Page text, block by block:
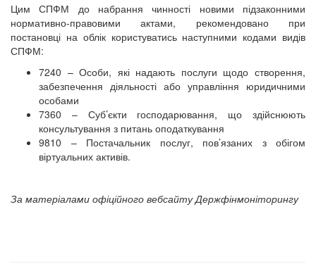
Цим СПФМ до набрання чинності новими підзаконними
нормативно-правовими актами, рекомендовано при
постановці на облік користуватись наступними кодами видів
СПФМ:
7240 – Особи, які надають послуги щодо створення,
забезпечення діяльності або управління юридичними
особами
7360 – Суб’єкти господарювання, що здійснюють
консультування з питань оподаткування
9810 – Постачальник послуг, пов’язаних з обігом
віртуальних активів.
За матеріалами офіційного вебсайту Держфінмоніторингу